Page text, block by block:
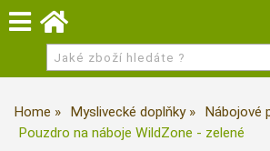
Home Myslivecké doplňky
Nábojové
Pouzdro na náboje WildZone - zelené